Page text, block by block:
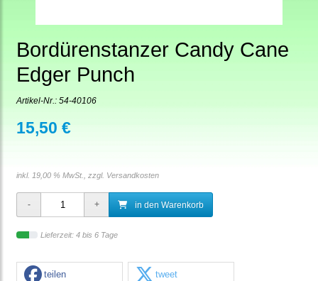
Bordürenstanzer Candy Cane
Edger Punch
Artikel-Nr.: 54-40106
15,50 €
inkl. 19,00 % MwSt., zzgl. Versandkosten
in den Warenkorb
Lieferzeit: 4 bis 6 Tage
teilen tweet